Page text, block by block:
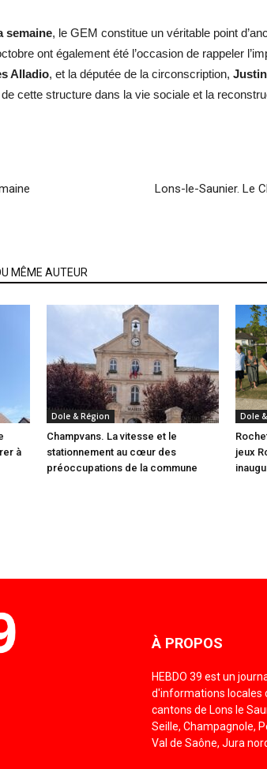
semaine, le GEM constitue un véritable point
ont également été l’occasion de rappeler
Alladio, et la députée de la circonscription,
cette structure dans la vie sociale et la
Lons-le-Saunier. Le
MÊME AUTEUR
à
Dole & Région
Champvans. La vitesse et le
stationnement au cœur des
préoccupations de la commune
Dole
jeux